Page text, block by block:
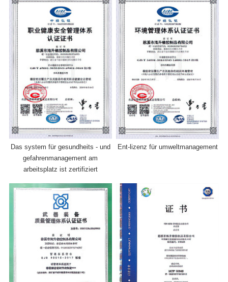
Das system für gesundheits - und
gefahrenmanagement am
arbeitsplatz ist zertifiziert
Ent-lizenz für umweltmanagement